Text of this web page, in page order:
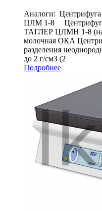
Аналоги:
ЦЛМ 1-8 Центрифуга
ТАГЛЕР ЦЛМН 1-8
молочная ОКА
разделения
до 2 г/см3 (2
Подробнее